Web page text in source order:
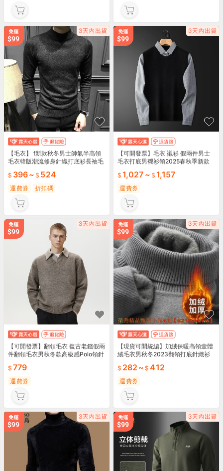
【毛衣】 f新款秋冬男士帥氣半高領
毛衣韓版潮流修身針織打底衫長袖毛
396~ 524
運費券 折扣碼
【可開發票】毛衣 襯衫 假兩件男士
毛衣打底男襯衫領2025春秋季新款
1,027 ~ 1,157
運費券
【可開發票】翻領毛衣 復古老錢假兩
件翻領毛衣男秋冬款高級感Polo領針
779
運費券
【現貨可開統編】加絨保暖高領壹體
絨毛衣男秋冬2023翻領打底針織衫
282 ~ 412
運費券